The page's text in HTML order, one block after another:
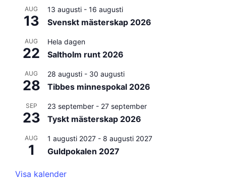
AUG
13
13 augusti - 16 augusti
Svenskt mästerskap 2026
AUG
22
Hela dagen
Saltholm runt 2026
AUG
28
28 augusti - 30 augusti
Tibbes minnespokal 2026
SEP
23
23 september - 27 september
Tyskt mästerskap 2026
AUG
1
1 augusti 2027 - 8 augusti 2027
Guldpokalen 2027
Visa kalender